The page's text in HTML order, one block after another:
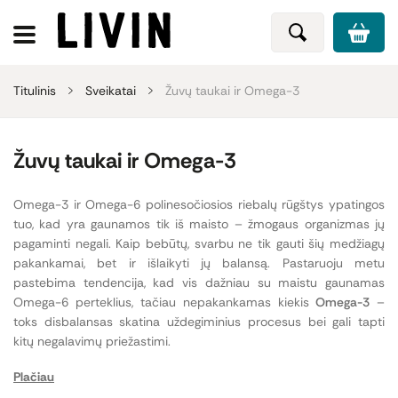
Titulinis Sveikatai Žuvų taukai ir Omega-3
Žuvų taukai ir Omega-3
Omega-3 ir Omega-6 polinesočiosios riebalų rūgštys ypatingos
tuo, kad yra gaunamos tik iš maisto – žmogaus organizmas jų
pagaminti negali. Kaip bebūtų, svarbu ne tik gauti šių medžiagų
pakankamai, bet ir išlaikyti jų balansą. Pastaruoju metu
pastebima tendencija, kad vis dažniau su maistu gaunamas
Omega-6 perteklius, tačiau nepakankamas kiekis Omega-3 –
toks disbalansas skatina uždegiminius procesus bei gali tapti
kitų negalavimų priežastimi.
Dėmesingai atrinkome patikimų gamintojų Omega-3 papildus,
Plačiau